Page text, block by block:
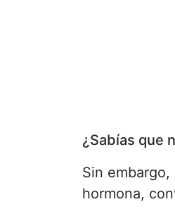
¿Sabías que
Sin
hormona,